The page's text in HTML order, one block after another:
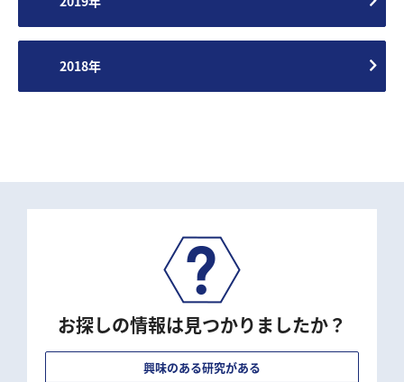
2018年
お探しの情報は見つかりましたか？
興味のある研究がある